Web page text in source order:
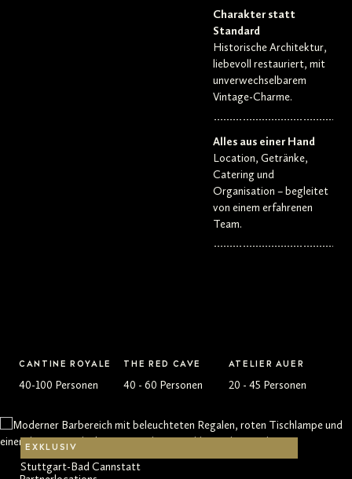
Charakter statt
Standard
Historische Architektur,
liebevoll restauriert, mit
unverwechselbarem
Vintage-Charme.
Alles aus einer Hand
Location, Getränke,
Catering und
Organisation – begleitet
von einem erfahrenen
Team.
Unsere Locations
CANTINE ROYALE
40-100 Personen
THE RED CAVE
40 - 60 Personen
ATELIER AUER
20 - 45 Personen
EXKLUSIV
Stuttgart-Bad Cannstatt
EXKLUSIV
Stuttgart-Bad Cannstatt
EXKLUSIV
Stuttgart-Bad Cannstatt
EXKLUSIV
Stuttgart-Bad Cannstatt
EXKLUSIV
Stuttgart-Bad Cannstatt